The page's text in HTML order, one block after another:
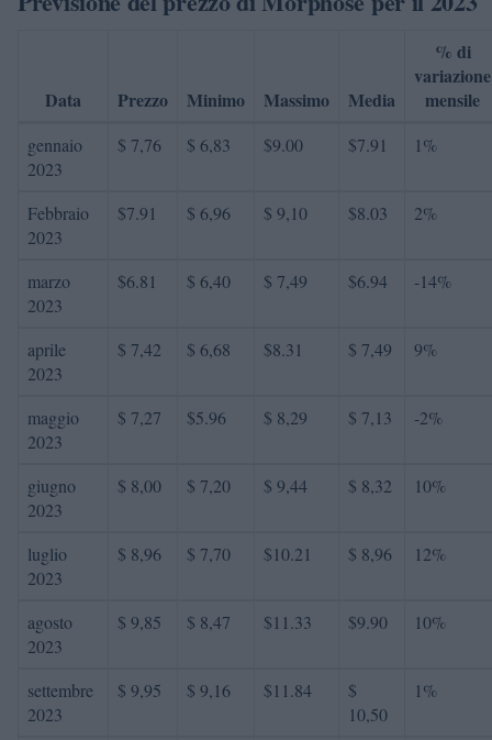
Data Prezzo Minimo Massimo Media
% di
variazione
mensile
gennaio
2023
$ 7,76 $ 6,83 $9.00 $7.91 1%
Febbraio
2023
$7.91 $ 6,96 $ 9,10 $8.03 2%
marzo
2023
$6.81 $ 6,40 $ 7,49 $6.94 -14%
aprile
2023
$ 7,42 $ 6,68 $8.31 $ 7,49 9%
maggio
2023
$ 7,27 $5.96 $ 8,29 $ 7,13 -2%
giugno
2023
$ 8,00 $ 7,20 $ 9,44 $ 8,32 10%
luglio
2023
$ 8,96 $ 7,70 $10.21 $ 8,96 12%
agosto
2023
$ 9,85 $ 8,47 $11.33 $9.90 10%
settembre
2023
$ 9,95 $ 9,16 $11.84
$
10,50
1%